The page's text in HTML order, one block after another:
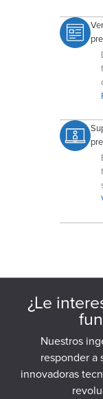
¿Le
Nuestros
responder a
innovadoras